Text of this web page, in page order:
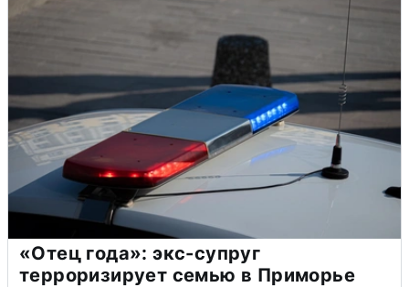
«Отец года»: экс-супруг
терроризирует семью в Приморье